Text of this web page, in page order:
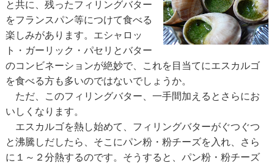
と共に、残ったフィリングバター
をフランスパン等につけて食べる
楽しみがあります。エシャロッ
ト・ガーリック・パセリとバター
のコンビネーションが絶妙で、これを目当てにエスカルゴ
を食べる方も多いのではないでしょうか。
ただ、このフィリングバター、一手間加えるとさらにお
いしくなります。
エスカルゴを熱し始めて、フィリングバターがぐつぐつ
と沸騰しだしたら、そこにパン粉・粉チーズを入れ、さら
に１～２分熱するのです。そうすると、パン粉・粉チーズ